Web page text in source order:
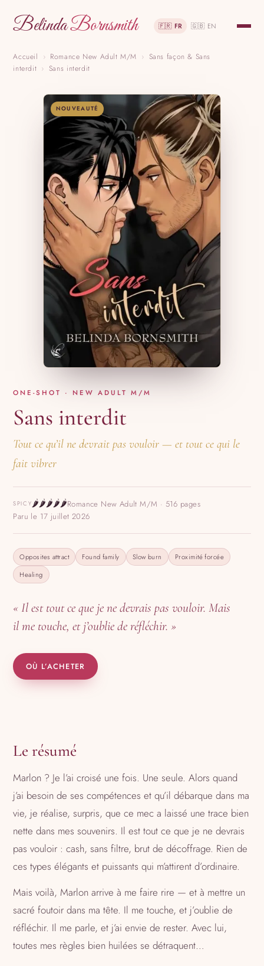
BelindaBornsmith 🇫🇷 FR 🇬🇧 EN
Accueil › Romance New Adult M/M › Sans façon & Sans
interdit › Sans interdit
NOUVEAUTÉ
ONE-SHOT · NEW ADULT M/M
Sans interdit
Tout ce qu’il ne devrait pas vouloir — et tout ce qui le
fait vibrer
SPICY🌶️🌶️🌶️🌶️🌶️Romance New Adult M/M · 516 pages
Paru le 17 juillet 2026
Opposites attract Found family Slow burn
Proximité forcée
Healing
« Il est tout ce que je ne devrais pas vouloir. Mais
il me touche, et j’oublie de réfléchir. »
OÙ L’ACHETER
Le résumé
Marlon ? Je l’ai croisé une fois. Une seule. Alors quand
j’ai besoin de ses compétences et qu’il débarque dans ma
vie, je réalise, surpris, que ce mec a laissé une trace bien
nette dans mes souvenirs. Il est tout ce que je ne devrais
pas vouloir : cash, sans filtre, brut de décoffrage. Rien de
ces types élégants et puissants qui m’attirent d’ordinaire.
Mais voilà, Marlon arrive à me faire rire — et à mettre un
sacré foutoir dans ma tête. Il me touche, et j’oublie de
réfléchir. Il me parle, et j’ai envie de rester. Avec lui,
toutes mes règles bien huilées se détraquent…